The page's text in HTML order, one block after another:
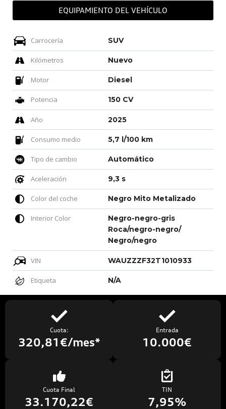
EQUIPAMIENTO DEL VEHÍCULO
Carrocería SUV
Kilómetros Nuevo
Motor Diesel
Potencia 150 CV
Año 2025
Consumo medio 5,7 l/100 km
Tipo de cambio Automático
Aceleración 9,3 s
Color del coche Negro Mito Metalizado
Interior Color
Negro-negro-gris
Roca/negro-negro/
Negro/negro
VIN WAUZZZF32T1010933
Etiqueta N/A
Cuota:
320,81€/mes*
Entrada
10.000€
Cuota Final
33.170,22€
TIN
7,95%